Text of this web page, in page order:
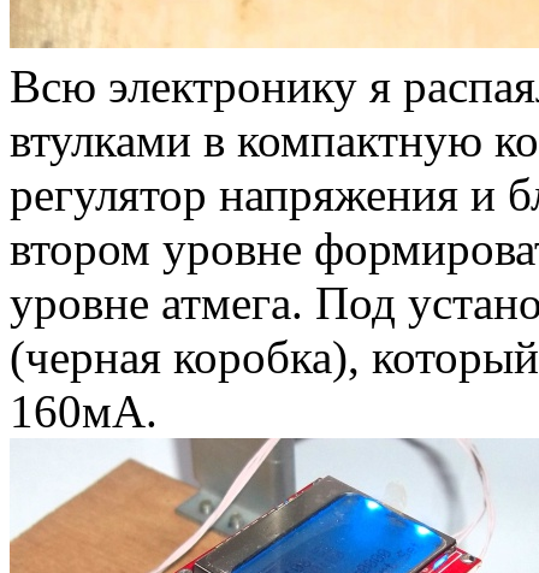
Всю электронику я
втулками в компактную
регулятор напряжения и
втором уровне
уровне атмега. Под
(черная коробка),
160мА.